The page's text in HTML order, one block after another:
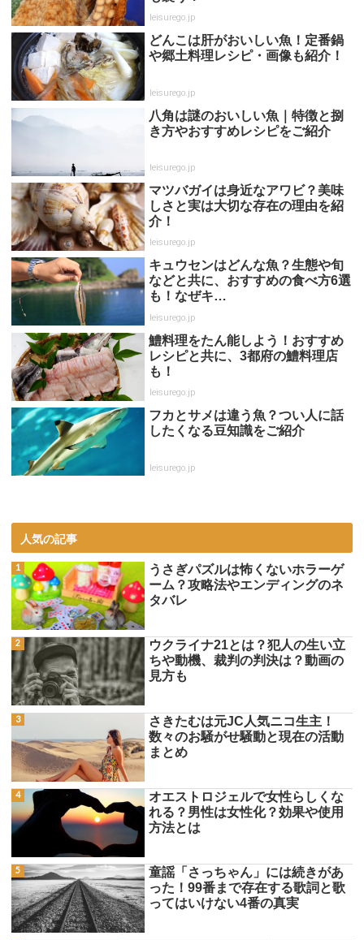
leisurego.jp
どんこは肝がおいしい魚！定番鍋
や郷土料理レシピ・画像も紹介！
leisurego.jp
八角は謎のおいしい魚｜特徴と捌
き方やおすすめレシピをご紹介
leisurego.jp
マツバガイは身近なアワビ？美味
しさと実は大切な存在の理由を紹
介！
leisurego.jp
キュウセンはどんな魚？生態や旬
などと共に、おすすめの食べ方6選
も！なぜキ…
leisurego.jp
鱧料理をたん能しよう！おすすめ
レシピと共に、3都府の鱧料理店
も！
leisurego.jp
フカとサメは違う魚？つい人に話
したくなる豆知識をご紹介
leisurego.jp
人気の記事
うさぎパズルは怖くないホラーゲ
ーム？攻略法やエンディングのネ
タバレ
ウクライナ21とは？犯人の生い立
ちや動機、裁判の判決は？動画の
見方も
さきたむは元JC人気ニコ生主！
数々のお騒がせ騒動と現在の活動
まとめ
オエストロジェルで女性らしくな
れる？男性は女性化？効果や使用
方法とは
童謡「さっちゃん」には続きがあ
った！99番まで存在する歌詞と歌
ってはいけない4番の真実